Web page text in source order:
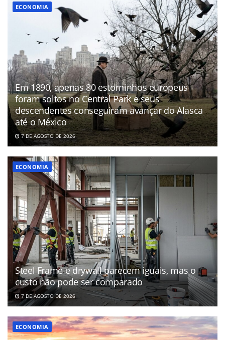
ECONOMIA
Em 1890, apenas 80 estorninhos europeus
foram soltos no Central Park e seus
descendentes conseguiram avançar do Alasca
até o México
7 DE AGOSTO DE 2026
ECONOMIA
Steel Frame e drywall parecem iguais, mas o
custo não pode ser comparado
7 DE AGOSTO DE 2026
ECONOMIA